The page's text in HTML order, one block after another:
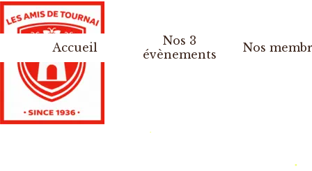
Aller au contenu
Accueil
Nos 3
évènements
▼
Nos